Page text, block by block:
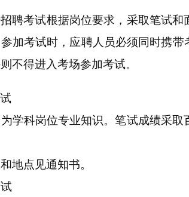
聘考试根据岗位要求，采取笔试和
参加考试时，应聘人员必须同时携
不得进入考场参加考试。
科岗位专业知识。笔试成绩采取
地点见通知书。